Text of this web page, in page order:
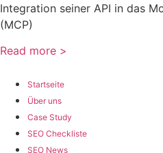
Integration seiner API in das
(MCP)
Read more >
Startseite
Über uns
Case Study
SEO Checkliste
SEO News